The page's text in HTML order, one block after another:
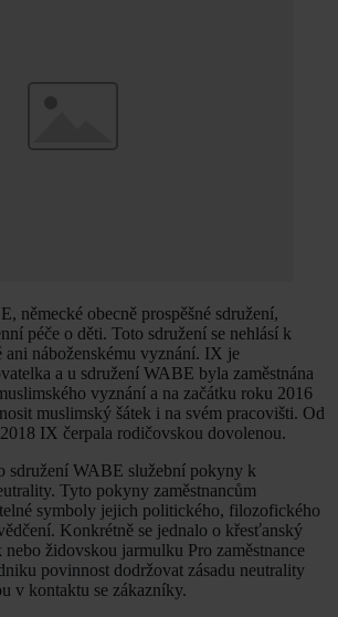
německé obecně prospěšné sdružení,
péče o děti. Toto sdružení se nehlásí k
ani náboženskému vyznání. IX je
a u sdružení WABE byla zaměstnána
vyznání a na začátku roku 2016
muslimský šátek i na svém pracovišti. Od
IX čerpala rodičovskou dovolenou.
sdružení WABE služební pokyny k
Tyto pokyny zaměstnancům
symboly jejich politického, filozofického
Konkrétně se jednalo o křesťanský
židovskou jarmulku Pro zaměstnance
povinnost dodržovat zásadu neutrality
v kontaktu se zákazníky.